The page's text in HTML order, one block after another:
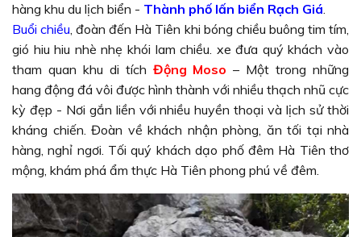
hàng khu du lịch biển - Thành phố lấn biển Rạch Giá.
Buổi chiều, đoàn đến Hà Tiên khi bóng chiều buông tim tím,
gió hiu hiu nhè nhẹ khói lam chiều. xe đưa quý khách vào
tham quan khu di tích Động Moso – Một trong những
hang động đá vôi được hình thành với nhiều thạch nhũ cực
kỳ đẹp - Nơi gắn liền với nhiều huyền thoại và lịch sử thời
kháng chiến. Đoàn về khách nhận phòng, ăn tối tại nhà
hàng, nghỉ ngơi. Tối quý khách dạo phố đêm Hà Tiên thơ
mộng, khám phá ẩm thực Hà Tiên phong phú về đêm.